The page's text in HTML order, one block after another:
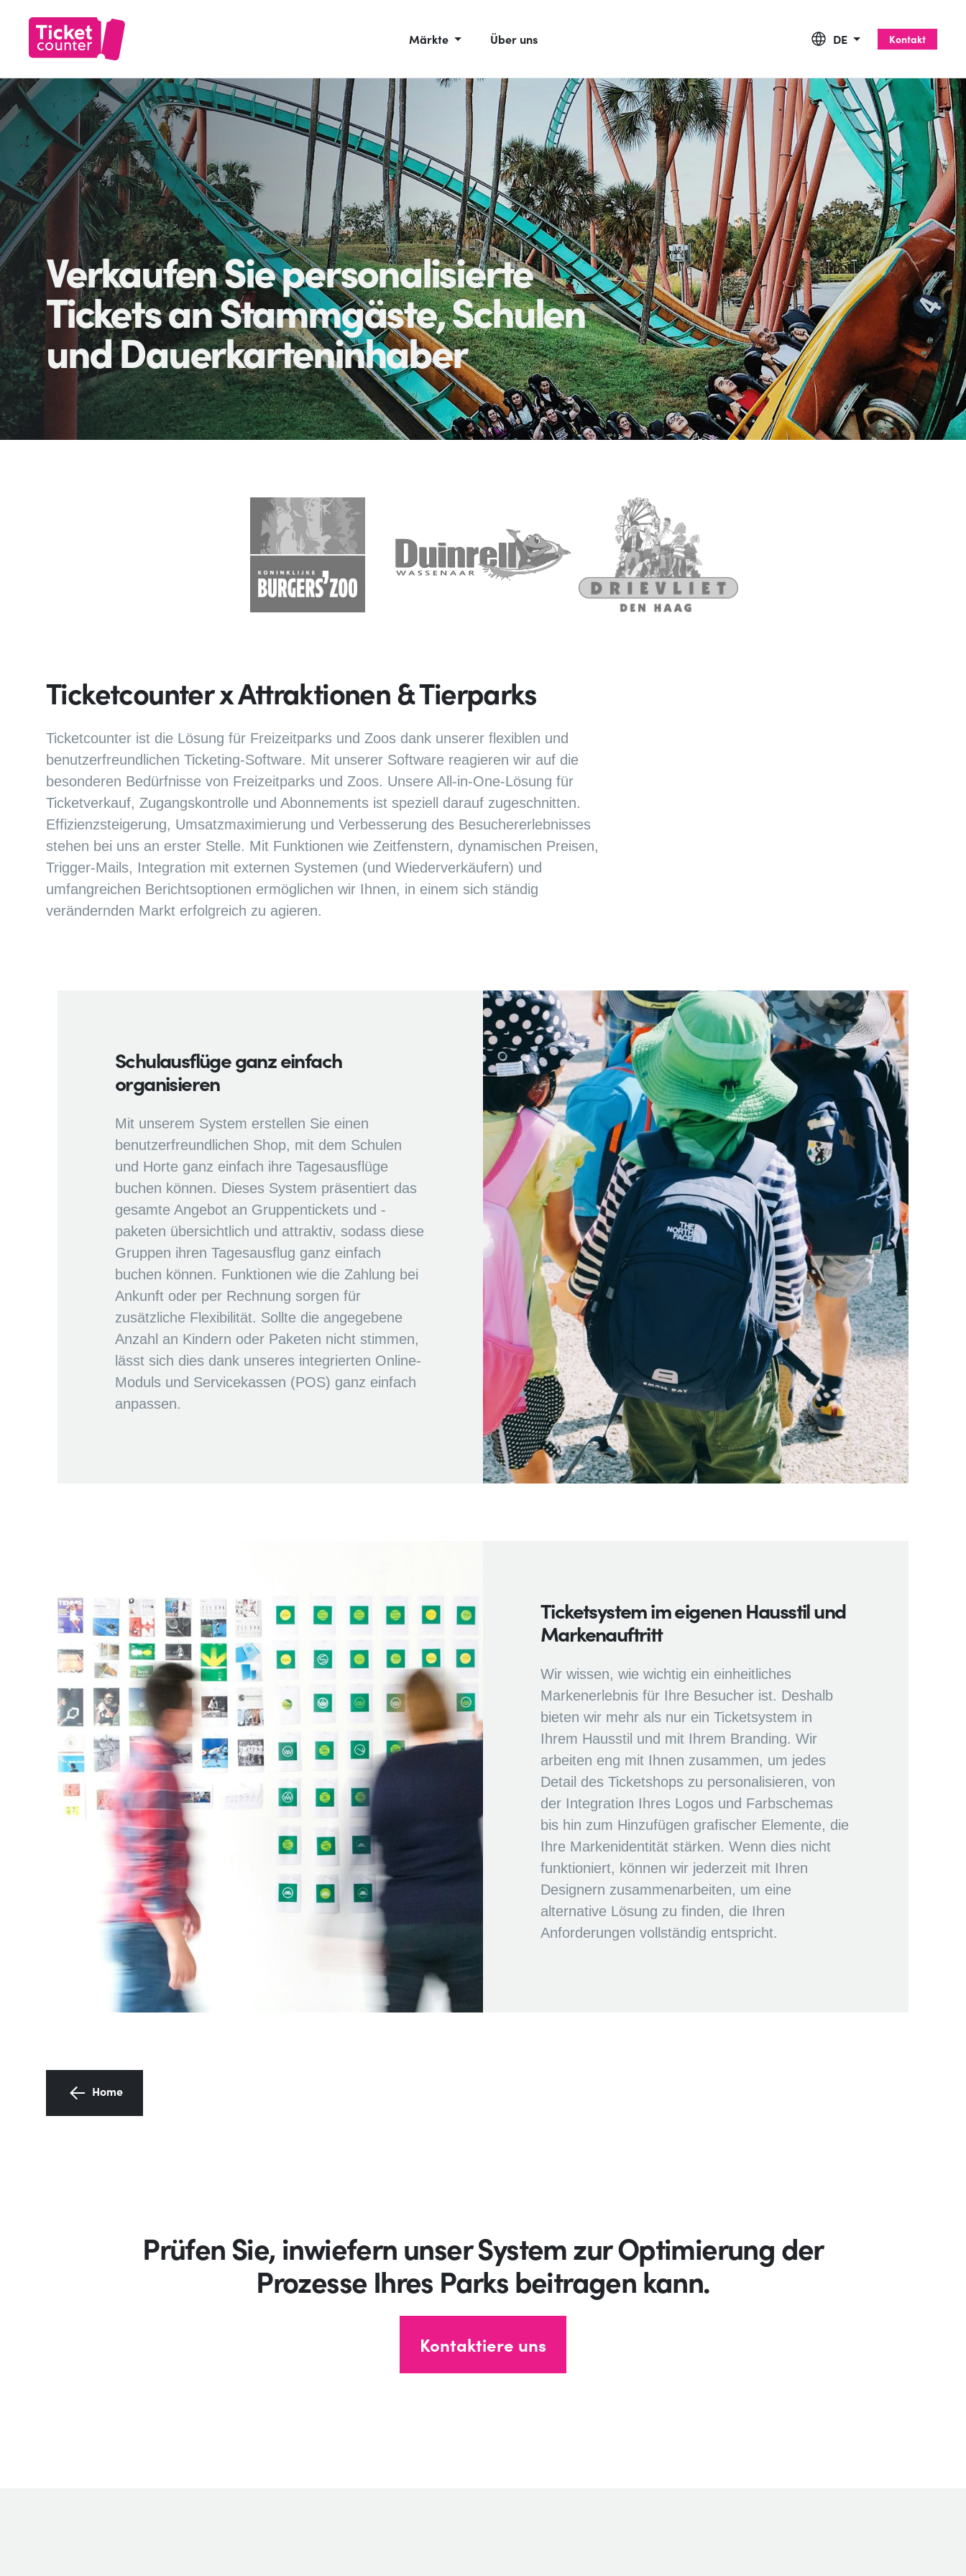
Märkte Über uns DE Kontakt
Verkaufen Sie personalisierte
Tickets an Stammgäste, Schulen
und Dauerkarteninhaber
Ticketcounter x Attraktionen & Tierparks
Ticketcounter ist die Lösung für Freizeitparks und Zoos dank unserer flexiblen und
benutzerfreundlichen Ticketing-Software. Mit unserer Software reagieren wir auf die
besonderen Bedürfnisse von Freizeitparks und Zoos. Unsere All-in-One-Lösung für
Ticketverkauf, Zugangskontrolle und Abonnements ist speziell darauf zugeschnitten.
Effizienzsteigerung, Umsatzmaximierung und Verbesserung des Besuchererlebnisses
stehen bei uns an erster Stelle. Mit Funktionen wie Zeitfenstern, dynamischen Preisen,
Trigger-Mails, Integration mit externen Systemen (und Wiederverkäufern) und
umfangreichen Berichtsoptionen ermöglichen wir Ihnen, in einem sich ständig
verändernden Markt erfolgreich zu agieren.
Schulausflüge ganz einfach
organisieren
Mit unserem System erstellen Sie einen
benutzerfreundlichen Shop, mit dem Schulen
und Horte ganz einfach ihre Tagesausflüge
buchen können. Dieses System präsentiert das
gesamte Angebot an Gruppentickets und -
paketen übersichtlich und attraktiv, sodass diese
Gruppen ihren Tagesausflug ganz einfach
buchen können. Funktionen wie die Zahlung bei
Ankunft oder per Rechnung sorgen für
zusätzliche Flexibilität. Sollte die angegebene
Anzahl an Kindern oder Paketen nicht stimmen,
lässt sich dies dank unseres integrierten Online-
Moduls und Servicekassen (POS) ganz einfach
anpassen.
Ticketsystem im eigenen Hausstil und
Markenauftritt
Wir wissen, wie wichtig ein einheitliches
Markenerlebnis für Ihre Besucher ist. Deshalb
bieten wir mehr als nur ein Ticketsystem in
Ihrem Hausstil und mit Ihrem Branding. Wir
arbeiten eng mit Ihnen zusammen, um jedes
Detail des Ticketshops zu personalisieren, von
der Integration Ihres Logos und Farbschemas
bis hin zum Hinzufügen grafischer Elemente, die
Ihre Markenidentität stärken. Wenn dies nicht
funktioniert, können wir jederzeit mit Ihren
Designern zusammenarbeiten, um eine
alternative Lösung zu finden, die Ihren
Anforderungen vollständig entspricht.
Home
Prüfen Sie, inwiefern unser System zur Optimierung der
Prozesse Ihres Parks beitragen kann.
Kontaktiere uns